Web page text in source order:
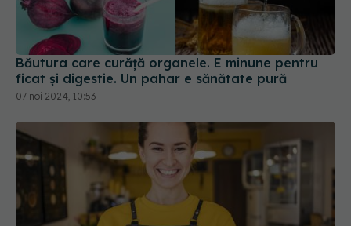
Băutura care curăță organele. E minune pentru
ficat și digestie. Un pahar e sănătate pură
07 noi 2024, 10:53